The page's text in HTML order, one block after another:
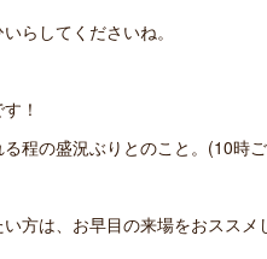
らしてくださいね。
！
程の盛況ぶりとのこと。(10時
方は、お早目の来場をおススメ